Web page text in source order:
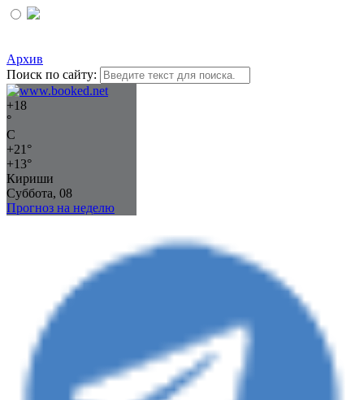
Архив
Поиск по сайту:
+18
°
C
+21°
+13°
Кириши
Суббота, 08
Прогноз на неделю